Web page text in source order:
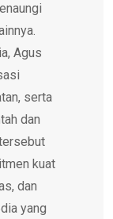
Agus
serta
dan
kuat
dan
yang